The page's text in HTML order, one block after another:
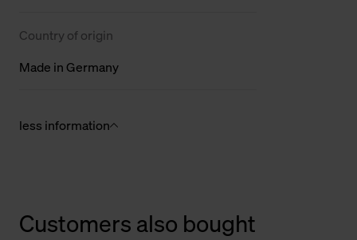
Country of origin
Made in Germany
less information
Customers also bought